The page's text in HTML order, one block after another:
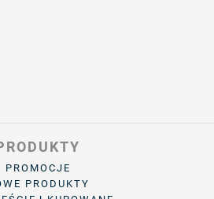
PROMOCJE
PRODUKTY